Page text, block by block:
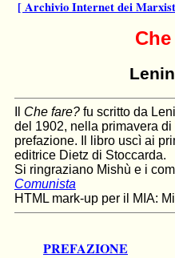
[ Archivio Internet dei
Che fare?fu scritto da
del 1902, nella primavera
prefazione. Il libro uscì ai
editrice Dietz di Stoccarda.
Si ringraziano Mishù e i
Comunista
HTML mark-up per il MIA:
PREFAZIONE